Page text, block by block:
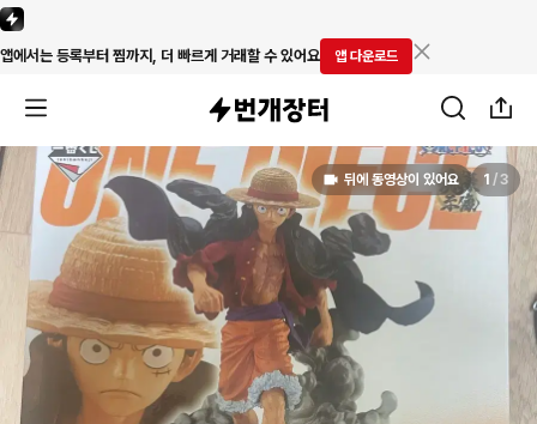
앱에서는 등록부터 찜까지, 더 빠르게 거래할 수 있어요 앱 다운로드
뒤에 동영상이 있어요 1 / 3